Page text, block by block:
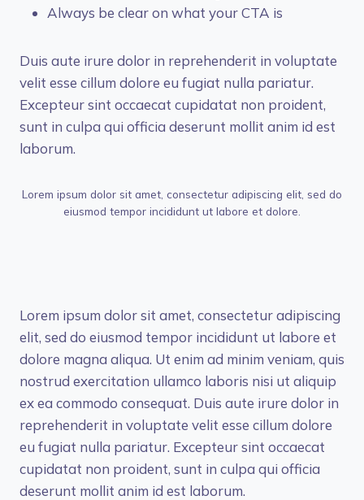
Always be clear on what your CTA is
Duis aute irure dolor in reprehenderit in voluptate
velit esse cillum dolore eu fugiat nulla pariatur.
Excepteur sint occaecat cupidatat non proident,
sunt in culpa qui officia deserunt mollit anim id est
laborum.
Lorem ipsum dolor sit amet, consectetur adipiscing elit, sed do
eiusmod tempor incididunt ut labore et dolore.
Lorem ipsum dolor sit amet, consectetur adipiscing
elit, sed do eiusmod tempor incididunt ut labore et
dolore magna aliqua. Ut enim ad minim veniam, quis
nostrud exercitation ullamco laboris nisi ut aliquip
ex ea commodo consequat. Duis aute irure dolor in
reprehenderit in voluptate velit esse cillum dolore
eu fugiat nulla pariatur. Excepteur sint occaecat
cupidatat non proident, sunt in culpa qui officia
deserunt mollit anim id est laborum.